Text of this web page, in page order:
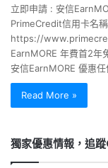
立即申請 : 安信
PrimeCredit信用卡名
https://
EarnMORE 年費首2年
安信EarnMORE 優惠
Read More »
獨家優惠情報，追